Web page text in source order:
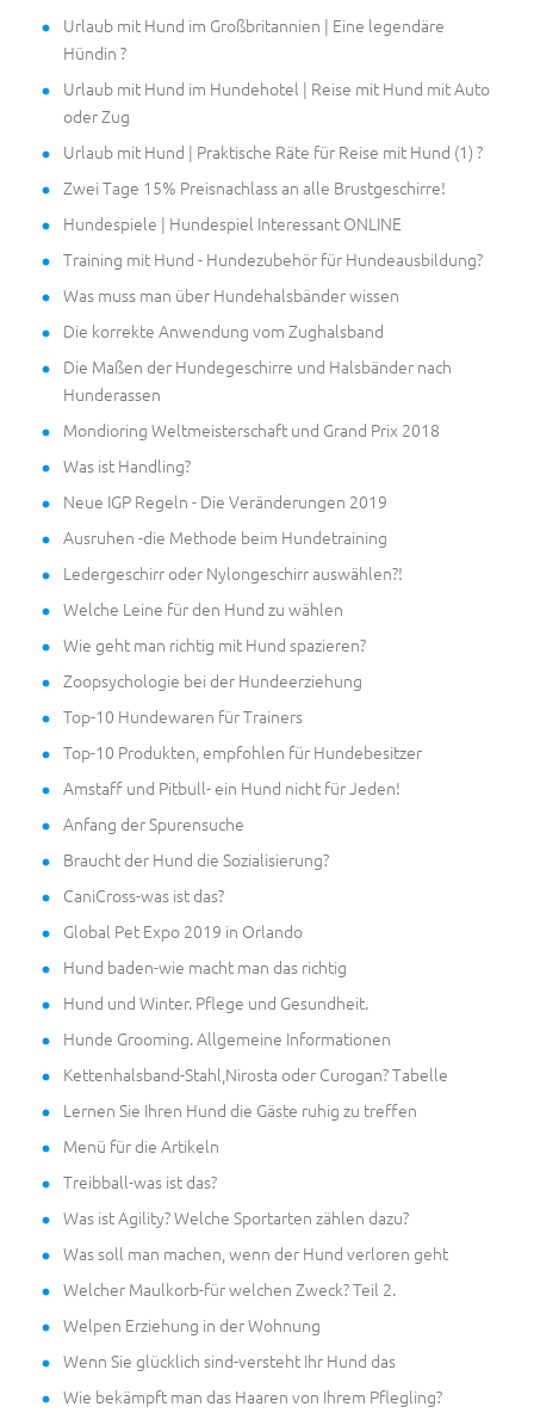
Urlaub mit Hund im Großbritannien | Eine legendäre
Hündin ?
Urlaub mit Hund im Hundehotel | Reise mit Hund mit Auto
oder Zug
Urlaub mit Hund | Praktische Räte für Reise mit Hund (1) ?
Zwei Tage 15% Preisnachlass an alle Brustgeschirre!
Hundespiele | Hundespiel Interessant ONLINE
Training mit Hund - Hundezubehör für Hundeausbildung?
Was muss man über Hundehalsbänder wissen
Die korrekte Anwendung vom Zughalsband
Die Maßen der Hundegeschirre und Halsbänder nach
Hunderassen
Mondioring Weltmeisterschaft und Grand Prix 2018
Was ist Handling?
Neue IGP Regeln - Die Veränderungen 2019
Ausruhen -die Methode beim Hundetraining
Ledergeschirr oder Nylongeschirr auswählen?!
Welche Leine für den Hund zu wählen
Wie geht man richtig mit Hund spazieren?
Zoopsychologie bei der Hundeerziehung
Top-10 Hundewaren für Trainers
Top-10 Produkten, empfohlen für Hundebesitzer
Amstaff und Pitbull- ein Hund nicht für Jeden!
Anfang der Spurensuche
Braucht der Hund die Sozialisierung?
CaniCross-was ist das?
Global Pet Expo 2019 in Orlando
Hund baden-wie macht man das richtig
Hund und Winter. Pflege und Gesundheit.
Hunde Grooming. Allgemeine Informationen
Kettenhalsband-Stahl,Nirosta oder Curogan? Tabelle
Lernen Sie Ihren Hund die Gäste ruhig zu treffen
Menü für die Artikeln
Treibball-was ist das?
Was ist Agility? Welche Sportarten zählen dazu?
Was soll man machen, wenn der Hund verloren geht
Welcher Maulkorb-für welchen Zweck? Teil 2.
Welpen Erziehung in der Wohnung
Wenn Sie glücklich sind-versteht Ihr Hund das
Wie bekämpft man das Haaren von Ihrem Pflegling?